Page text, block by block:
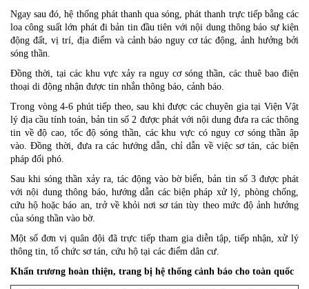
Ngay sau đó, hệ thống phát thanh qua sóng, phát thanh trực tiếp bằng các
loa công suất lớn phát đi bản tin đầu tiên với nội dung thông báo sự kiện
động đất, vị trí, địa điểm và cảnh báo nguy cơ tác động, ảnh hưởng bởi
sóng thần.
Đồng thời, tại các khu vực xảy ra nguy cơ sóng thần, các thuê bao điện
thoại di động nhận được tin nhắn thông báo, cảnh báo.
Trong vòng 4-6 phút tiếp theo, sau khi được các chuyên gia tại Viện Vật
lý địa cầu tính toán, bản tin số 2 được phát với nội dung đưa ra các thông
tin về độ cao, tốc độ sóng thần, các khu vực có nguy cơ sóng thần ập
vào. Đồng thời, đưa ra các hướng dẫn, chỉ dẫn về việc sơ tán, các biện
pháp đối phó.
Sau khi sóng thần xảy ra, tác động vào bờ biển, bản tin số 3 được phát
với nội dung thông báo, hướng dẫn các biện pháp xử lý, phòng chống,
cứu hộ hoặc báo an, trở về khỏi nơi sơ tán tùy theo mức độ ảnh hưởng
của sóng thần vào bờ.
Một số đơn vị quân đội đã trực tiếp tham gia diễn tập, tiếp nhận, xử lý
thông tin, tổ chức sơ tán, cứu hộ tại các điểm dân cư.
Khẩn trương hoàn thiện, trang bị hệ thống cảnh báo cho toàn quốc